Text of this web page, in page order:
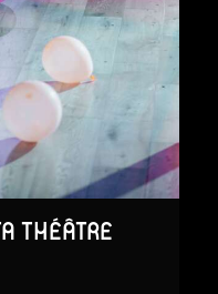
THÉÂTRE